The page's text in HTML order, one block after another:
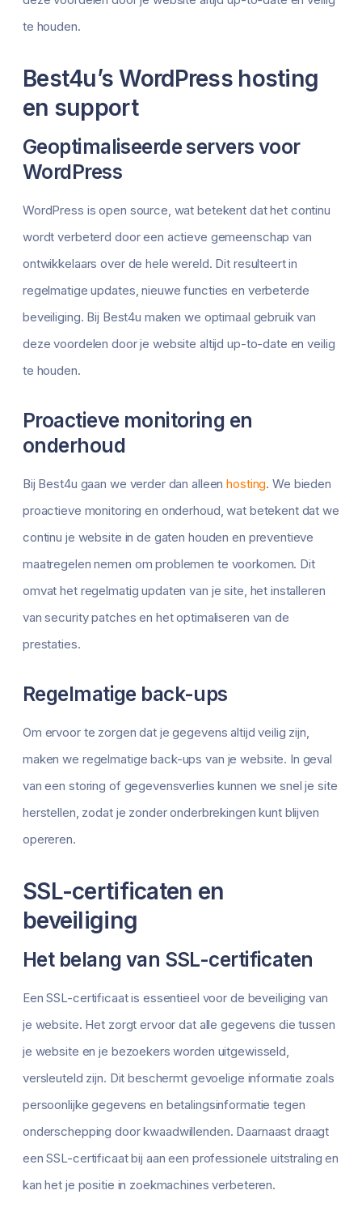
te houden.
Best4u’s WordPress hosting
en support
Geoptimaliseerde servers voor
WordPress
WordPress is open source, wat betekent dat het continu
wordt verbeterd door een actieve gemeenschap van
ontwikkelaars over de hele wereld. Dit resulteert in
regelmatige updates, nieuwe functies en verbeterde
beveiliging. Bij Best4u maken we optimaal gebruik van
deze voordelen door je website altijd up-to-date en veilig
te houden.
Proactieve monitoring en
onderhoud
Bij Best4u gaan we verder dan alleenhosting. We bieden
proactieve monitoring en onderhoud, wat betekent dat we
continu je website in de gaten houden en preventieve
maatregelen nemen om problemen te voorkomen. Dit
omvat het regelmatig updaten van je site, het installeren
van security patches en het optimaliseren van de
prestaties.
Regelmatige back-ups
Om ervoor te zorgen dat je gegevens altijd veilig zijn,
maken we regelmatige back-ups van je website. In geval
van een storing of gegevensverlies kunnen we snel je site
herstellen, zodat je zonder onderbrekingen kunt blijven
opereren.
SSL-certificaten en
beveiliging
Het belang van SSL-certificaten
Een SSL-certificaat is essentieel voor de beveiliging van
je website. Het zorgt ervoor dat alle gegevens die tussen
je website en je bezoekers worden uitgewisseld,
versleuteld zijn. Dit beschermt gevoelige informatie zoals
persoonlijke gegevens en betalingsinformatie tegen
onderschepping door kwaadwillenden. Daarnaast draagt
een SSL-certificaat bij aan een professionele uitstraling en
kan het je positie in zoekmachines verbeteren.